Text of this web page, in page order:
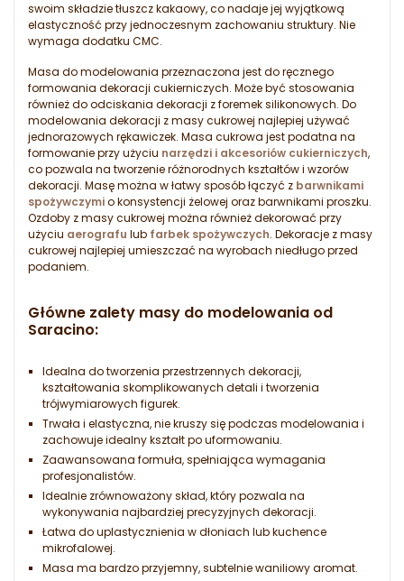
swoim składzie tłuszcz kakaowy, co nadaje jej wyjątkową
elastyczność przy jednoczesnym zachowaniu struktury. Nie
wymaga dodatku CMC.
Masa do modelowania przeznaczona jest do ręcznego
formowania dekoracji cukierniczych. Może być stosowania
również do odciskania dekoracji z foremek silikonowych. Do
modelowania dekoracji z masy cukrowej najlepiej używać
jednorazowych rękawiczek. Masa cukrowa jest podatna na
formowanie przy użyciu narzędzi i akcesoriów cukierniczych,
co pozwala na tworzenie różnorodnych kształtów i wzorów
dekoracji. Masę można w łatwy sposób łączyć z barwnikami
spożywczymio konsystencji żelowej oraz barwnikami proszku.
Ozdoby z masy cukrowej można również dekorować przy
użyciu aerografu lub farbek spożywczych. Dekoracje z masy
cukrowej najlepiej umieszczać na wyrobach niedługo przed
podaniem.
Główne zalety masy do modelowania od
Saracino:
Idealna do tworzenia przestrzennych dekoracji,
kształtowania skomplikowanych detali i tworzenia
trójwymiarowych figurek.
Trwała i elastyczna, nie kruszy się podczas modelowania i
zachowuje idealny kształt po uformowaniu.
Zaawansowana formuła, spełniająca wymagania
profesjonalistów.
Idealnie zrównoważony skład, który pozwala na
wykonywania najbardziej precyzyjnych dekoracji.
Łatwa do uplastycznienia w dłoniach lub kuchence
mikrofalowej.
Masa ma bardzo przyjemny, subtelnie waniliowy aromat.